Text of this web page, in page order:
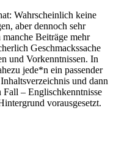
Wahrscheinlich keine
aber dennoch sehr
Beiträge mehr
Geschmackssache
und Vorkenntnissen. In
jede*n ein passender
und dann
– Englischkenntnisse
vorausgesetzt.